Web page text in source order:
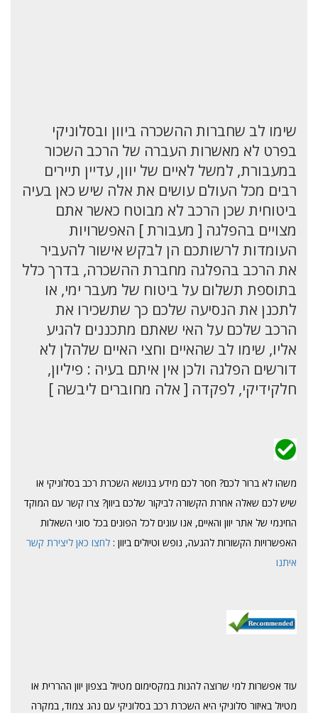
שימו לב שחברות ההשכרה ביוון ובסלוניקי
בפרט לא מאשרות העברה של הרכב השכור
במעבורת, למשל לאיים של יוון, עדיין תיירים
רבים מכל העולם עושים את אלה שיש כאן בעיה
ביטוחית שכן הרכב לא מבוטח כאשר אתם
מצויים בהפלגה [ מעבורת ] האפשרויות
העומדות לרשותכם הן לבקש אישור להעביר
את הרכב בהפלגה מחברת ההשכרה, בדרך כלל
בתוספת תשלום על ביטוח של מעבר ימי, או
לתכנן את הנסיעה שלכם כך שתשכירו את
הרכב שלכם על האי שאתם מתכננים להגיע
אליו, שימו לב שהאיים וחצי האיים שלהלן לא
דורשים הפלגה ולכן אין איתם בעיה : פיליון,
חלקידיקי, לפקדה [ אלה מחוברים ליבשה ]
משהו לא ברור לכם? חסר לכם מידע בנושא השכרת רכב בסלוניקי או
שיש לכם שאלה אחרת הקשורה לביקור שלכם ביוון? צרו קשר עם המוקד
החינמי של אתר יוון והאיים, אנו עונים לכל הפונים בכל סוגי השאלות
האפשרויות הקשורות להגעה, נופש וטיולים ביוון : לחצו כאן ליצירת קשר
איתנו
עוד אפשרות למי שרוצה להנות במקסימום מטיול בצפון יוון ההררית או
מטיול באיזור סלוניקי היא השכרת רכב בסלוניקי עם נהג צמוד, במקרה